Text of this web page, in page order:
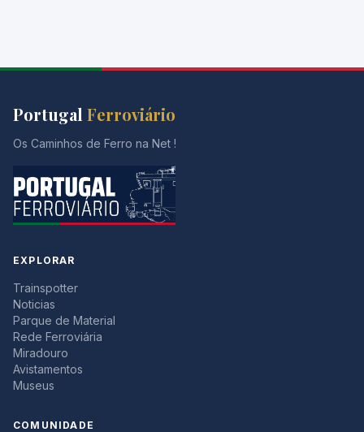
Portugal Ferroviário
Os Caminhos de Ferro na Net !
EXPLORAR
Trainspotter
Noticias
Parque de Material
Rede Ferroviária
Miradouro
Avistamentos
Museus
COMUNIDADE